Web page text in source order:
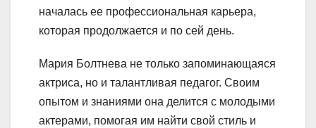
началась ее профессиональная карьера,
которая продолжается и по сей день.
Мария Болтнева не только запоминающаяся
актриса, но и талантливая педагог. Своим
опытом и знаниями она делится с молодыми
актерами, помогая им найти свой стиль и